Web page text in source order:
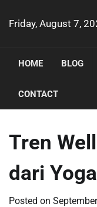
Friday, August 7,
HOME BLOG
CONTACT
Tren
dari
Posted on